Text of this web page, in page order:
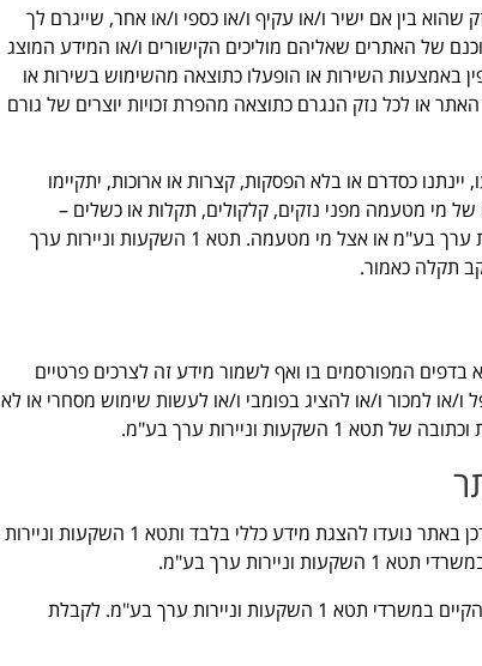
שהוא בין אם ישיר ו/או עקיף ו/או כספי ו/או אחר, שייגרם לך
של האתרים שאליהם מוליכים הקישורים ו/או המידע המוצג
באמצעות השירות או הופעלו כתוצאה מהשימוש בשירות או
או לכל נזק הנגרם כתוצאה מהפרת זכויות יוצרים של גורם
יינתנו כסדרם או בלא הפסקות, קצרות או ארוכות, יתקיימו
מי מטעמה מפני נזקים, קלקולים, תקלות או כשלים –
בחומרה, בתוכנה, בקווי ובמערכות תקשורת, אצל תטא 1 השקעות וניירות ערך בע"מ או אצל מי מטעמה. תטא 1 השקעות וניירות ערך
תקלה כאמור.
בדפים המפורסמים בו ואף לשמור מידע זה לצרכים פרטיים
ו/או למכור ו/או להציג בפומבי ו/או לעשות שימוש מסחרי או לא
וניירות ערך בע"מ.
המידע הנוגע לפרסומים, מודעות ועדכונים וכל מידע אחר המופיע ומתעדכן באתר נועדו להצגת מידע כללי בלבד ותטא 1 השקעות וניירות
ערך בע"מ.
המידע עלול להתעדכן מעת לעת וייתכנו הבדלים בין המופיע באתר לבין הקיים במשרדי תטא 1 השקעות וניירות ערך בע"מ. לקבלת